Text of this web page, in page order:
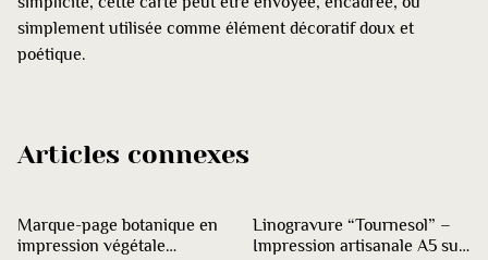
simplement utilisée comme élément décoratif doux et
poétique.
Articles connexes
Marque-page botanique en
impression végétale
%
Linogravure “Tournesol” –
Impression artisanale A5 sur